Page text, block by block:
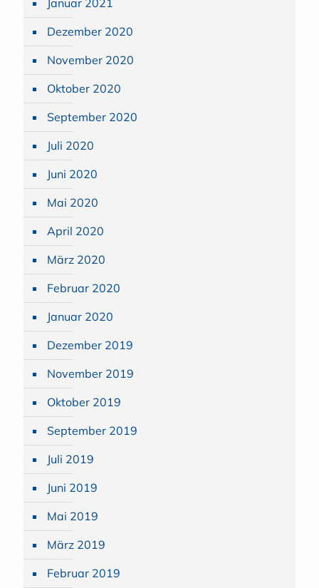
Januar 2021
Dezember 2020
November 2020
Oktober 2020
September 2020
Juli 2020
Juni 2020
Mai 2020
April 2020
März 2020
Februar 2020
Januar 2020
Dezember 2019
November 2019
Oktober 2019
September 2019
Juli 2019
Juni 2019
Mai 2019
März 2019
Februar 2019